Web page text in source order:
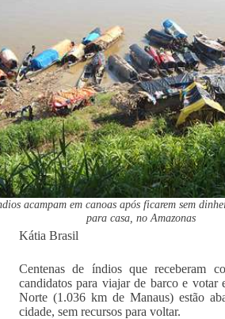
acampam em canoas após ficarem sem
para casa, no Amazonas
Kátia Brasil
Centenas de índios que receberam
candidatos para viajar de barco e votar
Norte (1.036 km de Manaus) estão
cidade, sem recursos para voltar.